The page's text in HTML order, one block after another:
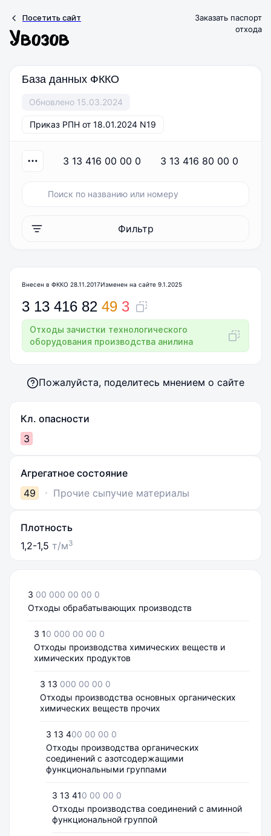
Посетить сайт
Заказать паспорт
отхода
База данных ФККО
Обновлено 15.03.2024
Приказ РПН от 18.01.2024 N19
3 13 416 00 00 0 3 13 416 80 00 0
Фильтр
3 13 416 82 49 3
Внесен в ФККО 28.11.2017Изменен на сайте 9.1.2025
Отходы зачистки технологического
оборудования производства анилина
Пожалуйста, поделитесь мнением о сайте
Кл. опасности
3
Агрегатное состояние
49
Прочие сыпучие материалы
Плотность
1,2-1,5 т/м3
3 00 000 00 00 0
Отходы обрабатывающих производств
3 10 000 00 00 0
Отходы производства химических веществ и
химических продуктов
3 13 000 00 00 0
Отходы производства основных органических
химических веществ прочих
3 13 400 00 00 0
Отходы производства органических
соединений с азотсодержащими
функциональными группами
3 13 410 00 00 0
Отходы производства соединений с аминной
функциональной группой